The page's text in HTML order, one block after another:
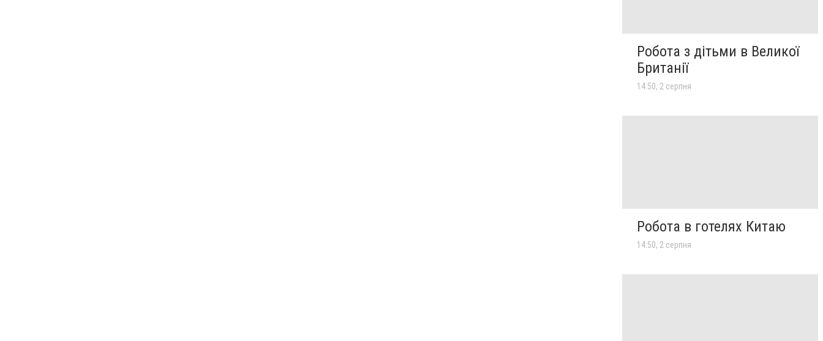
Робота з дітьми в Великої
Британії
14:50, 2 серпня
Робота в готелях Китаю
14:50, 2 серпня